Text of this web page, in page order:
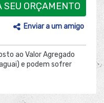
SEU ORÇAMENTO
Enviar a um amigo
ao Valor Agregado
e podem sofrer